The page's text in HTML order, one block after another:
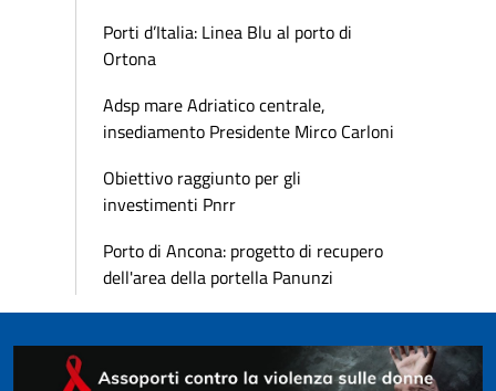
Porti d’Italia: Linea Blu al porto di
Ortona
Adsp mare Adriatico centrale,
insediamento Presidente Mirco Carloni
Obiettivo raggiunto per gli
investimenti Pnrr
Porto di Ancona: progetto di recupero
dell'area della portella Panunzi